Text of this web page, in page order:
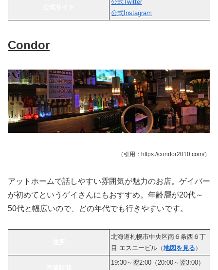
公式Twitter
公式Instagram
Condor
（引用：https://condor2010.com/）
アットホームで話しやすい雰囲気が魅力のお店。ゲイバー
が初めてというゲイさんにもおすすめ。年齢層が20代～
50代と幅広いので、どの年代でも行きやすいです。
北海道札幌市中央区南６条西６丁
目 エスエービル（地図を見る ）
19:30～翌2:00（20:00～翌3:00）